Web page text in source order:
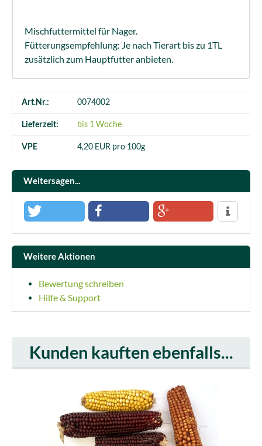
Mischfuttermittel für Nager.
Fütterungsempfehlung: Je nach Tierart bis zu 1TL
zusätzlich zum Hauptfutter anbieten.
Art.Nr.: 0074002
Lieferzeit: bis 1 Woche
VPE 4,20 EUR pro 100g
Weitersagen...
Weitere Aktionen
Bewertung schreiben
Hilfe & Support
Kunden kauften ebenfalls...